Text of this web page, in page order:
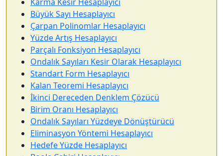
Karma Kesir Hesaplayıcı
Büyük Sayı Hesaplayıcı
Çarpan Polinomlar Hesaplayıcı
Yüzde Artış Hesaplayıcı
Parçalı Fonksiyon Hesaplayıcı
Ondalık Sayıları Kesir Olarak Hesaplayıcı
Standart Form Hesaplayıcı
Kalan Teoremi Hesaplayıcı
İkinci Dereceden Denklem Çözücü
Birim Oranı Hesaplayıcı
Ondalık Sayıları Yüzdeye Dönüştürücü
Eliminasyon Yöntemi Hesaplayıcı
Hedefe Yüzde Hesaplayıcı